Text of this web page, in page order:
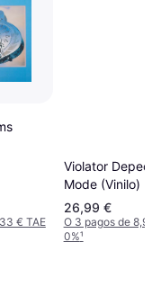
€ TAE
Violator
Mode (Vinilo)
26,99 €
O 3 pagos de
0%¹